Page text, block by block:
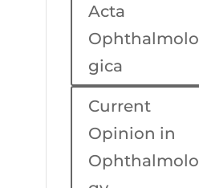
Acta
Ophthalmolo
gica
Current
Opinion in
Ophthalmolo